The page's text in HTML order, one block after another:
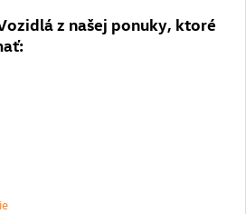
z našej ponuky, ktoré